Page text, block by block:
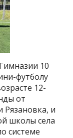
10
футболу
12-
от
Рязановка, и
школы села
системе